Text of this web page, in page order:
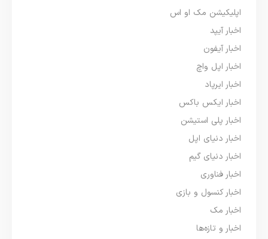
اپلیکیشن مک او اس
اخبار آیپد
اخبار آیفون
اخبار اپل واچ
اخبار ایرپاد
اخبار ایکس باکس
اخبار پلی استیشن
اخبار دنیای اپل
اخبار دنیای گیم
اخبار فناوری
اخبار کنسول و بازی
اخبار مک
اخبار و تازه‌ها